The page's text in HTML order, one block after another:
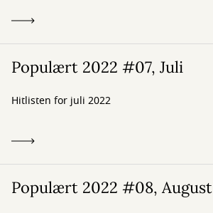
Populært 2022 #07, Juli
Hitlisten for juli 2022
Populært 2022 #08, August